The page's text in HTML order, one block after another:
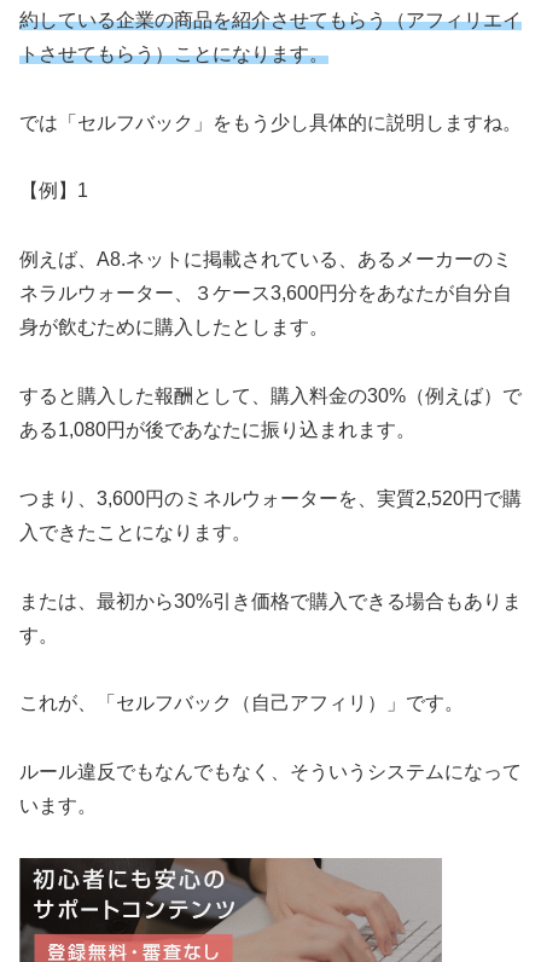
約している企業の商品を紹介させてもらう（アフィリエイ
トさせてもらう）ことになります。
では「セルフバック」をもう少し具体的に説明しますね。
【例】1
例えば、A8.ネットに掲載されている、あるメーカーのミ
ネラルウォーター、３ケース3,600円分をあなたが自分自
身が飲むために購入したとします。
すると購入した報酬として、購入料金の30%（例えば）で
ある1,080円が後であなたに振り込まれます。
つまり、3,600円のミネルウォーターを、実質2,520円で購
入できたことになります。
または、最初から30%引き価格で購入できる場合もありま
す。
これが、「セルフバック（自己アフィリ）」です。
ルール違反でもなんでもなく、そういうシステムになって
います。